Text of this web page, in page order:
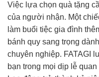
Việc lựa chọn quà tặng
của người nhận. Một
làm buổi tiệc gia đình
bánh quy sang trọng
chuyên nghiệp. FATAGI
bạn trong mọi dịp lễ